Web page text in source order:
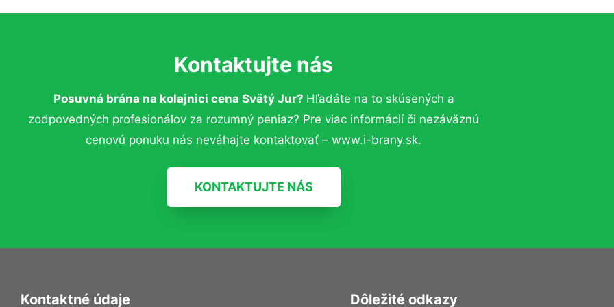
Kontaktujte nás
Posuvná brána na kolajnici cena Svätý Jur? Hľadáte na to skúsených a
zodpovedných profesionálov za rozumný peniaz? Pre viac informácií či nezáväznú
cenovú ponuku nás neváhajte kontaktovať – www.i-brany.sk.
KONTAKTUJTE NÁS
Kontaktné údaje Dôležité odkazy